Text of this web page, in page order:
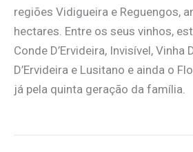
regiões Vidigueira e Reguengos,
hectares. Entre os seus vinhos,
Conde D’Ervideira, Invisível, Vinha
D’Ervideira e Lusitano e ainda o
já pela quinta geração da família.